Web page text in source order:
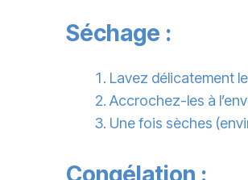
Séchage :
Lavez délicatement
Accrochez-les à
Une fois sèches
Congélation :